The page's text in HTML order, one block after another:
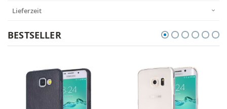
Lieferzeit
BESTSELLER